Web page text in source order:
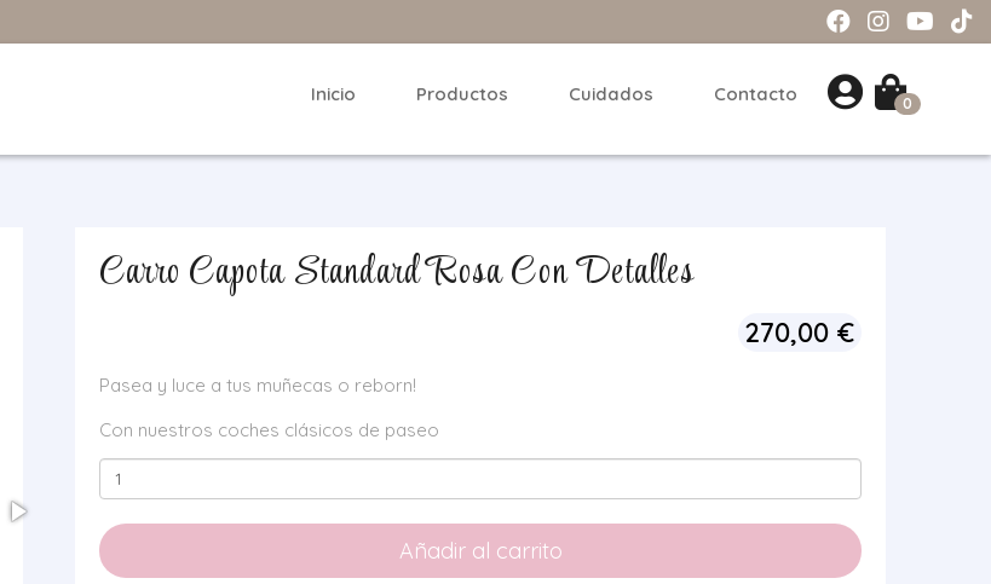
0
Inicio Productos Cuidados Contacto
Carro Capota Standard Rosa Con Detalles
270,00 €
Pasea y luce a tus muñecas o reborn!
Con nuestros coches clásicos de paseo
Carro
Capota
Standard
Rosa
Añadir al carrito